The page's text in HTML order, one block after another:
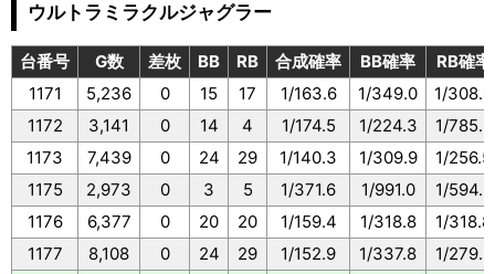
ウルトラミラクルジャグラー
台番号 G数 差枚 BB RB 合成確率 BB確率
RB確率
1171
5,236 0 15 17 1/163.6 1/349.0
1/308.0
1172
3,141 0 14 4 1/174.5 1/224.3
1/785.2
1173
7,439 0 24 29 1/140.3 1/309.9
1/256.5
1175
2,973 0 3 5 1/371.6 1/991.0
1/594.6
1176
6,377 0 20 20 1/159.4 1/318.8
1/318.8
1177
8,108 0 24 29 1/152.9 1/337.8
1/279.5